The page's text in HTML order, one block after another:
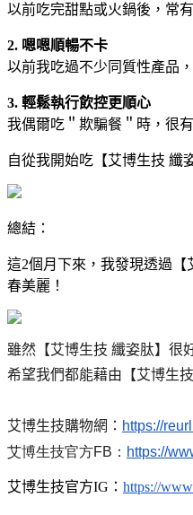
以前吃完甜點或火鍋後，常
2. 嗯嗯順暢不卡
以前我吃過不少同質性產品
3. 輕鬆執行飲控更順心
我偶爾吃＂欺騙餐＂時，很
自從我開始吃【艾博生技 纖
總結：
這2個月下來，我發現透過
春美麗！
雖然【艾博生技 纖姿肽】很
希望我們都能藉由【艾博生
艾博生技購物網： https://
艾博生技官方FB： https://
艾博生技官方IG ： https://